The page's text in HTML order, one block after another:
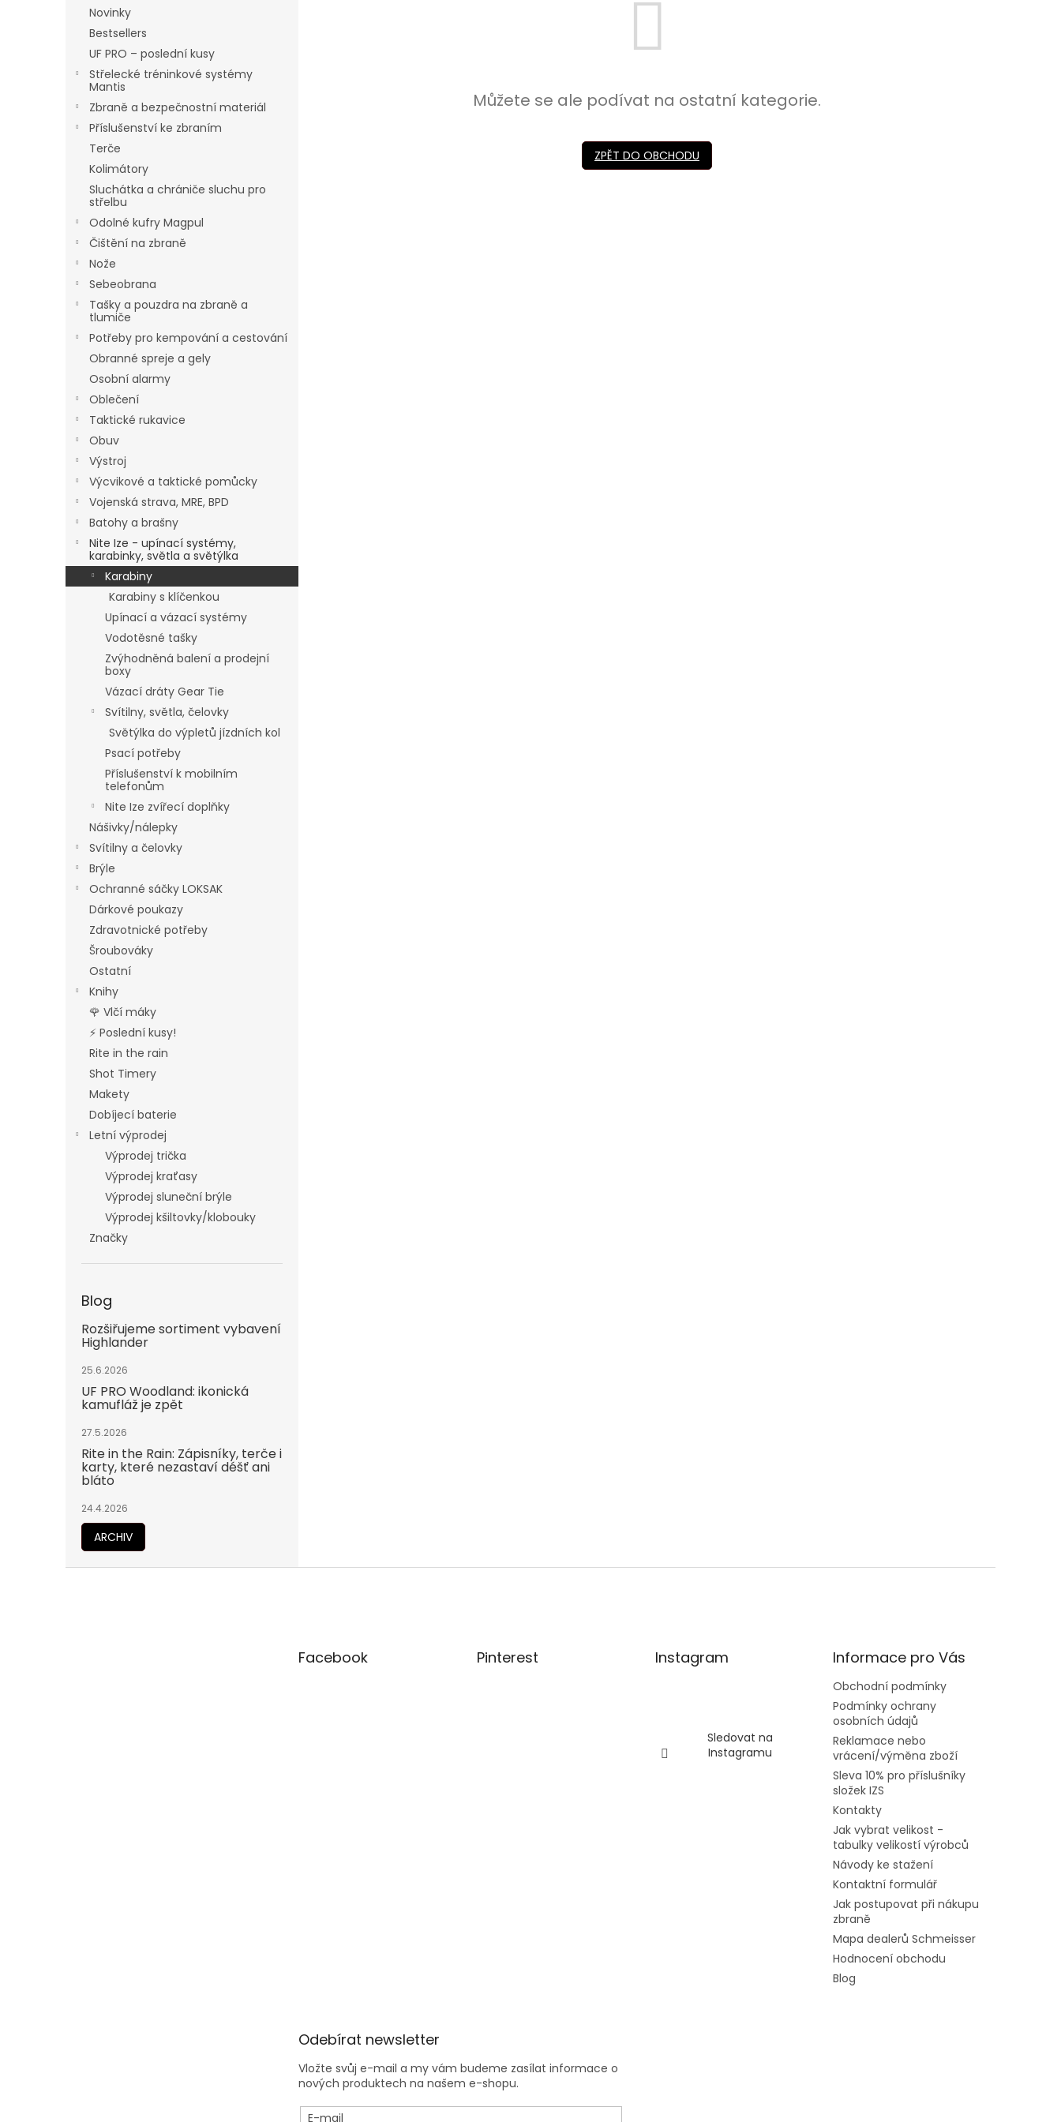
Novinky
Bestsellers
UF PRO – poslední kusy
Střelecké tréninkové systémy
Mantis
Zbraně a bezpečnostní materiál
Příslušenství ke zbraním
Terče
Kolimátory
Sluchátka a chrániče sluchu pro
střelbu
Odolné kufry Magpul
Čištění na zbraně
Nože
Sebeobrana
Tašky a pouzdra na zbraně a
tlumiče
Potřeby pro kempování a cestování
Obranné spreje a gely
Osobní alarmy
Oblečení
Taktické rukavice
Obuv
Výstroj
Výcvikové a taktické pomůcky
Vojenská strava, MRE, BPD
Batohy a brašny
Nite Ize - upínací systémy,
karabinky, světla a světýlka
Karabiny
Karabiny s klíčenkou
Upínací a vázací systémy
Vodotěsné tašky
Zvýhodněná balení a prodejní
boxy
Vázací dráty Gear Tie
Svítilny, světla, čelovky
Světýlka do výpletů jízdních kol
Psací potřeby
Příslušenství k mobilním
telefonům
Nite Ize zvířecí doplňky
Nášivky/nálepky
Svítilny a čelovky
Brýle
Ochranné sáčky LOKSAK
Dárkové poukazy
Zdravotnické potřeby
Šroubováky
Ostatní
Knihy
🌹 Vlčí máky
⚡ Poslední kusy!
Rite in the rain
Shot Timery
Makety
Dobíjecí baterie
Letní výprodej
Výprodej trička
Výprodej kraťasy
Výprodej sluneční brýle
Výprodej kšiltovky/klobouky
Značky
Blog
Rozšiřujeme sortiment vybavení
Highlander
25.6.2026
UF PRO Woodland: ikonická
kamufláž je zpět
27.5.2026
Rite in the Rain: Zápisníky, terče i
karty, které nezastaví déšť ani
bláto
24.4.2026
ARCHIV
Můžete se ale podívat na ostatní kategorie.
ZPĚT DO OBCHODU
Facebook Pinterest Instagram
Sledovat na
Instagramu
Informace pro Vás
Obchodní podmínky
Podmínky ochrany
osobních údajů
Reklamace nebo
vrácení/výměna zboží
Sleva 10% pro příslušníky
složek IZS
Kontakty
Jak vybrat velikost -
tabulky velikostí výrobců
Návody ke stažení
Kontaktní formulář
Jak postupovat při nákupu
zbraně
Mapa dealerů Schmeisser
Hodnocení obchodu
Blog
Odebírat newsletter
Vložte svůj e-mail a my vám budeme zasílat informace o
nových produktech na našem e-shopu.
E-mail